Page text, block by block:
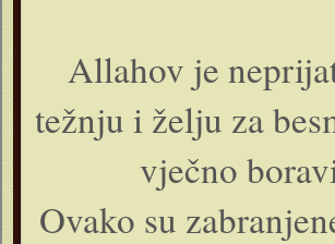
Allahov je
težnju i želju za
vječno
Ovako su